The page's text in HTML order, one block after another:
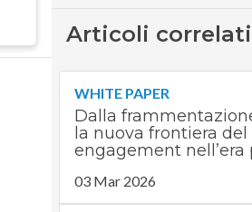
Articoli correlati
WHITE PAPER
Dalla
la nuova frontiera
engagement nell’era
03 Mar 2026